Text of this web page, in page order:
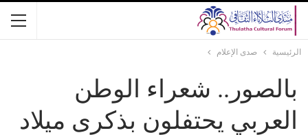
الرئيسية صدى الإعلام
بالصور.. شعراء الوطن
العربي يحتفلون بذكرى ميلاد